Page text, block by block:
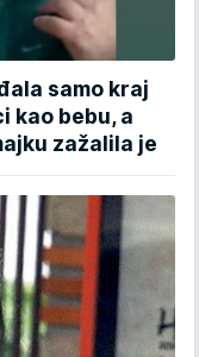
samo kraj
kao bebu, a
zažalila je